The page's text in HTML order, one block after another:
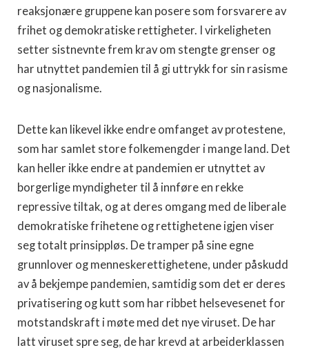
reaksjonære gruppene kan posere som forsvarere av
frihet og demokratiske rettigheter. I virkeligheten
setter sistnevnte frem krav om stengte grenser og
har utnyttet pandemien til å gi uttrykk for sin rasisme
og nasjonalisme.
Dette kan likevel ikke endre omfanget av protestene,
som har samlet store folkemengder i mange land. Det
kan heller ikke endre at pandemien er utnyttet av
borgerlige myndigheter til å innføre en rekke
repressive tiltak, og at deres omgang med de liberale
demokratiske frihetene og rettighetene igjen viser
seg totalt prinsippløs. De tramper på sine egne
grunnlover og menneskerettighetene, under påskudd
av å bekjempe pandemien, samtidig som det er deres
privatisering og kutt som har ribbet helsevesenet for
motstandskraft i møte med det nye viruset. De har
latt viruset spre seg, de har krevd at arbeiderklassen